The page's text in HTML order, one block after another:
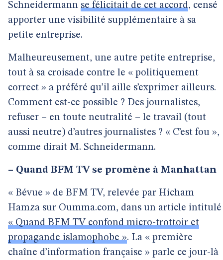
Schneidermann se félicitait de cet accord, censé
apporter une visibilité supplémentaire à sa
petite entreprise.
Malheureusement, une autre petite entreprise,
tout à sa croisade contre le « politiquement
correct » a préféré qu’il aille s’exprimer ailleurs.
Comment est-ce possible ? Des journalistes,
refuser – en toute neutralité – le travail (tout
aussi neutre) d’autres journalistes ? « C’est fou »,
comme dirait M. Schneidermann.
– Quand BFM TV se promène à Manhattan
« Bévue » de BFM TV, relevée par Hicham
Hamza sur Oumma.com, dans un article intitulé
« Quand BFM TV confond micro-trottoir et
propagande islamophobe ». La « première
chaîne d’information française » parle ce jour-là